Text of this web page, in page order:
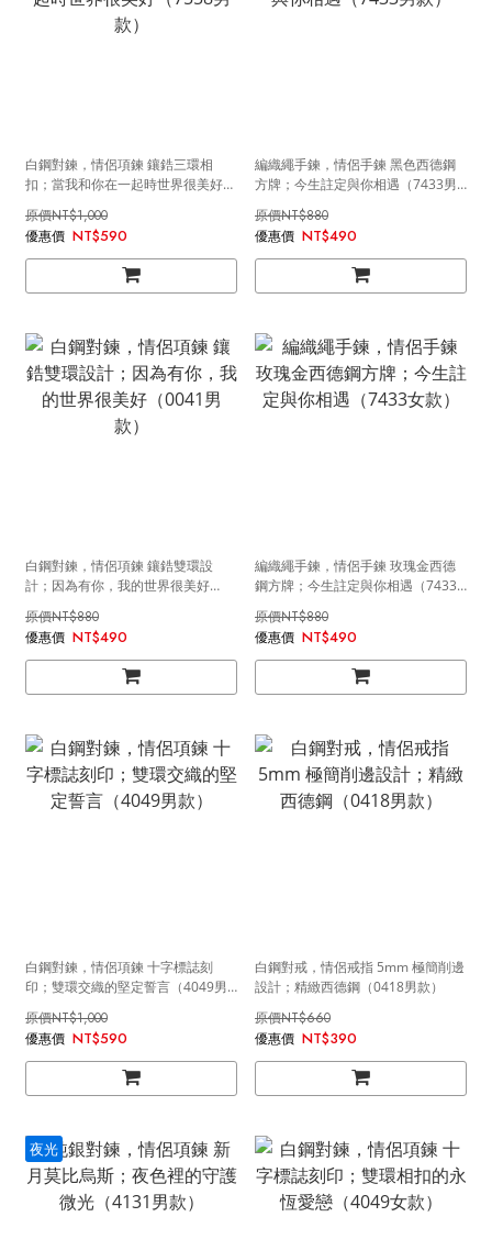
白鋼對鍊，情侶項鍊 鑲鋯三環相
扣；當我和你在一起時世界很美好
（7558男款）
NT$1,000
NT$590
編織繩手鍊，情侶手鍊 黑色西德鋼
方牌；今生註定與你相遇（7433男
NT$880
NT$490
白鋼對鍊，情侶項鍊 鑲鋯雙環設
計；因為有你，我的世界很美好
（0041男款）
NT$880
NT$490
編織繩手鍊，情侶手鍊 玫瑰金西德
鋼方牌；今生註定與你相遇（7433
NT$880
NT$490
白鋼對鍊，情侶項鍊 十字標誌刻
印；雙環交織的堅定誓言（4049男
NT$1,000
NT$590
白鋼對戒，情侶戒指 5mm 極簡削邊
設計；精緻西德鋼（0418男款）
NT$660
NT$390
夜光